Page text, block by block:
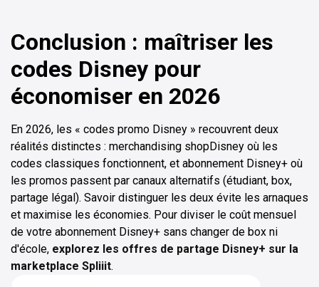
Conclusion : maîtriser les
codes Disney pour
économiser en 2026
En 2026, les « codes promo Disney » recouvrent deux
réalités distinctes : merchandising shopDisney où les
codes classiques fonctionnent, et abonnement Disney+ où
les promos passent par canaux alternatifs (étudiant, box,
partage légal). Savoir distinguer les deux évite les arnaques
et maximise les économies. Pour diviser le coût mensuel
de votre abonnement Disney+ sans changer de box ni
d'école, explorez les offres de partage Disney+ sur la
marketplace Spliiit.